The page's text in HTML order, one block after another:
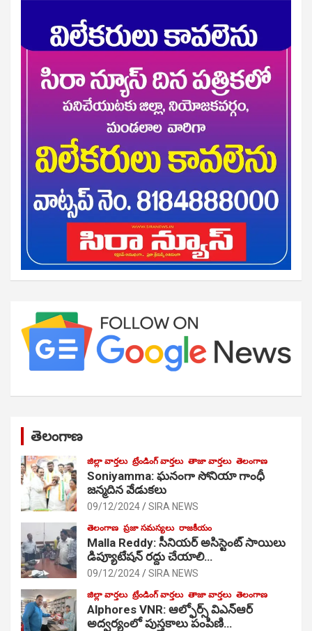
తెలంగాణ
జిల్లా వార్తలు ట్రేండింగ్ వార్తలు తాజా వార్తలు తెలంగాణ
Soniyamma: ఘ‌నంగా సోనియా గాంధీ
జ‌న్మ‌దిన వేడుక‌లు
09/12/2024 SIRA NEWS
తెలంగాణ ప్రజా సమస్యలు రాజకీయం
Malla Reddy: సీనియర్ అసిస్టెంట్ సాయిలు
డిప్యూటేషన్ రద్దు చేయాలి…
09/12/2024 SIRA NEWS
జిల్లా వార్తలు ట్రేండింగ్ వార్తలు తాజా వార్తలు తెలంగాణ
Alphores VNR: ఆల్ఫోర్స్ విఎన్ఆర్
అద్వర్యంలో పుస్తకాలు పంపిణి…